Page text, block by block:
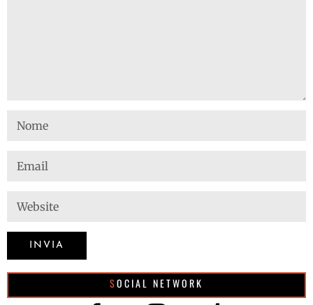
SOCIAL NETWORK